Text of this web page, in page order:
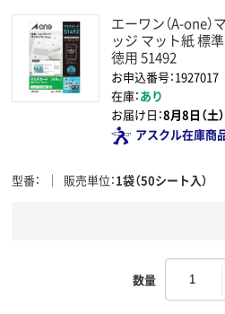
エーワン（A-one
ッジ マット紙 標
徳用 51492
お申込番号：1927017
在庫：あり
お届け日：8月8日（土）
アスクル在庫商
型番 販売単位 1袋（50シート入）
数量